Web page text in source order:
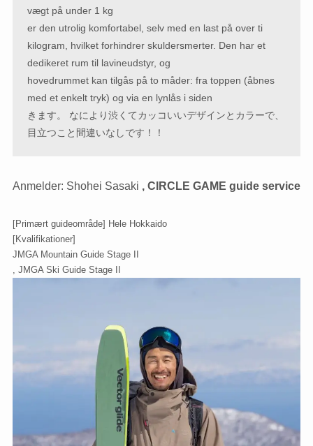
vægt på under 1 kg
er den utrolig komfortabel, selv med en last på over ti
kilogram, hvilket forhindrer skuldersmerter. Den har et
dedikeret rum til lavineudstyr, og
hovedrummet kan tilgås på to måder: fra toppen (åbnes
med et enkelt tryk) og via en lynlås i siden
きます。 なにより渋くてカッコいいデザインとカラーで、
目立つこと間違いなしです！！
Anmelder: Shohei Sasaki , CIRCLE GAME guide service
[Primært guideområde] Hele Hokkaido
[Kvalifikationer]
JMGA Mountain Guide Stage II
, JMGA Ski Guide Stage II